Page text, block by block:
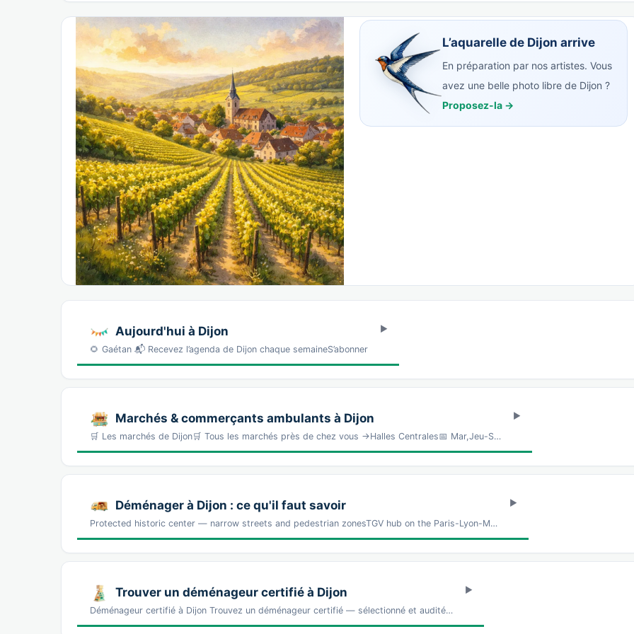
L’aquarelle de Dijon arrive
En préparation par nos artistes. Vous
avez une belle photo libre de Dijon ?
Proposez-la →
Aujourd'hui à Dijon
🌻 Gaétan 📬 Recevez l’agenda de Dijon chaque semaineS’abonner
Marchés & commerçants ambulants à Dijon
🛒 Les marchés de Dijon🛒 Tous les marchés près de chez vous →Halles Centrales📅 Mar,Jeu-S…
Déménager à Dijon : ce qu'il faut savoir
Protected historic center — narrow streets and pedestrian zonesTGV hub on the Paris-Lyon-M…
Trouver un déménageur certifié à Dijon
Déménageur certifié à Dijon Trouvez un déménageur certifié — sélectionné et audité…